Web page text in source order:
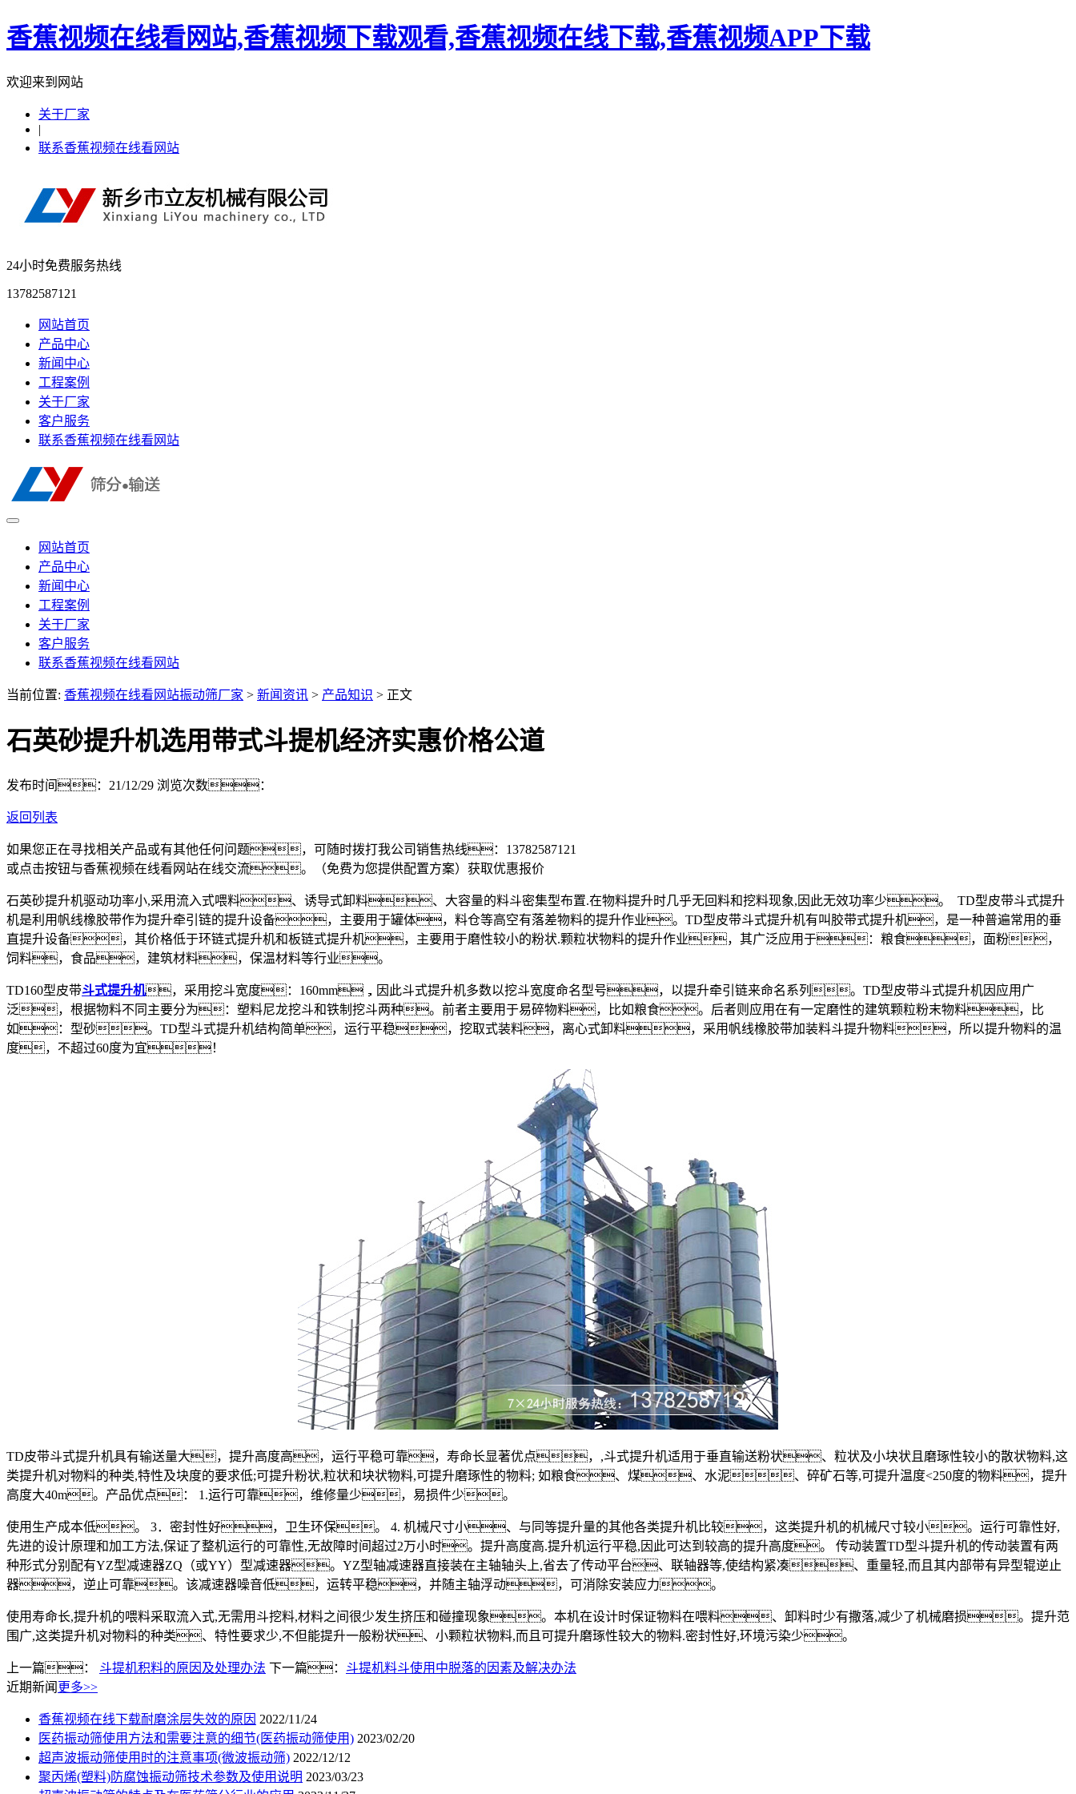
香蕉视频在线看网站,香蕉视频下载观看,香蕉视频在线下载,香蕉视频APP下载
欢迎来到网站
关于厂家
|
联系香蕉视频在线看网站
24小时免费服务热线
13782587121
网站首页
产品中心
新闻中心
工程案例
关于厂家
客户服务
联系香蕉视频在线看网站
网站首页
产品中心
新闻中心
工程案例
关于厂家
客户服务
联系香蕉视频在线看网站
当前位置: 香蕉视频在线看网站振动筛厂家 > 新闻资讯 > 产品知识 > 正文
石英砂提升机选用带式斗提机经济实惠价格公道
发布时间：21/12/29 浏览次数：
返回列表
如果您正在寻找相关产品或有其他任何问题，可随时拨打我公司销售热线： 13782587121
或点击按钮与香蕉视频在线看网站在线交流。（免费为您提供配置方案） 获取优惠报价
石英砂提升机驱动功率小,采用流入式喂料、诱导式卸料、大容量的料斗密集型布置.在物料提升时几乎无回料和挖料现象,因此无效功率少。 TD型皮带斗式提升
机是利用帆线橡胶带作为提升牵引链的提升设备，主要用于罐体，料仓等高空有落差物料的提升作业。TD型皮带斗式提升机有叫胶带式提升机，是一种普遍常用的垂
直提升设备，其价格低于环链式提升机和板链式提升机，主要用于磨性较小的粉状.颗粒状物料的提升作业，其广泛应用于：粮食，面粉，
饲料，食品，建筑材料，保温材料等行业。
TD160型皮带斗式提升机，采用挖斗宽度：160mm，因此斗式提升机多数以挖斗宽度命名型号，以提升牵引链来命名系列。TD型皮带斗式提升机因应用广
泛，根据物料不同主要分为：塑料尼龙挖斗和铁制挖斗两种。前者主要用于易碎物料，比如粮食。后者则应用在有一定磨性的建筑颗粒粉末物料，比
如：型砂。TD型斗式提升机结构简单，运行平稳，挖取式装料，离心式卸料，采用帆线橡胶带加装料斗提升物料，所以提升物料的温
度，不超过60度为宜！
TD皮带斗式提升机具有输送量大，提升高度高，运行平稳可靠，寿命长显著优点，,斗式提升机适用于垂直输送粉状、粒状及小块状且磨琢性较小的散状物料,这
类提升机对物料的种类,特性及块度的要求低;可提升粉状,粒状和块状物料,可提升磨琢性的物料; 如粮食、煤、水泥、碎矿石等,可提升温度<250度的物料，提升
高度大40m。产品优点： 1.运行可靠，维修量少，易损件少。
使用生产成本低。 3．密封性好，卫生环保。 4. 机械尺寸小、与同等提升量的其他各类提升机比较，这类提升机的机械尺寸较小。运行可靠性好,
先进的设计原理和加工方法,保证了整机运行的可靠性,无故障时间超过2万小时。提升高度高.提升机运行平稳,因此可达到较高的提升高度。 传动装置TD型斗提升机的传动装置有两
种形式分别配有YZ型减速器ZQ（或YY）型减速器。YZ型轴减速器直接装在主轴轴头上,省去了传动平台、联轴器等,使结构紧凑、重量轻,而且其内部带有异型辊逆止
器，逆止可靠。该减速器噪音低，运转平稳，并随主轴浮动，可消除安装应力。
使用寿命长,提升机的喂料采取流入式,无需用斗挖料,材料之间很少发生挤压和碰撞现象。本机在设计时保证物料在喂料、卸料时少有撒落,减少了机械磨损。提升范
围广,这类提升机对物料的种类、特性要求少,不但能提升一般粉状、小颗粒状物料,而且可提升磨琢性较大的物料.密封性好,环境污染少。
上一篇： 斗提机积料的原因及处理办法 下一篇： 斗提机料斗使用中脱落的因素及解决办法
近期新闻 更多>>
香蕉视频在线下载耐磨涂层失效的原因 2022/11/24
医药振动筛使用方法和需要注意的细节(医药振动筛使用) 2023/02/20
超声波振动筛使用时的注意事项(微波振动筛) 2022/12/12
聚丙烯(塑料)防腐蚀振动筛技术参数及使用说明 2023/03/23